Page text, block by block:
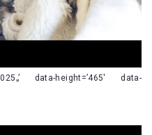
data-height=’465′ data-